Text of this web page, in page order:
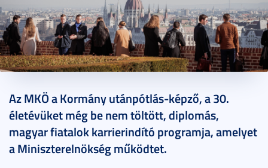
Az MKÖ a Kormány utánpótlás-képző, a 30.
életévüket még be nem töltött, diplomás,
magyar fiatalok karrierindító programja, amelyet
a Miniszterelnökség működtet.